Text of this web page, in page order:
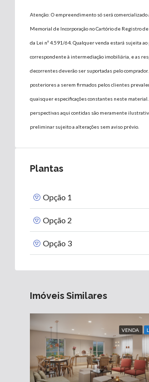
Atenção: O empreendimento só será comercializado
Memorial de Incorporação no Cartório de Registro
da Lei nº 4.591/64. Qualquer venda estará sujeita
correspondente à intermediação imobiliária, e as
decorrentes deverão ser suportadas pelo
posteriores a serem firmados pelos clientes
quaisquer especificações constantes neste material.
perspectivas aqui contidas são meramente
preliminar sujeito a alterações sem aviso prévio.
Plantas
Opção 1
Opção 2
Opção 3
Imóveis Similares
VENDA